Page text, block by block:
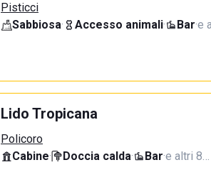
Pisticci
Sabbiosa· Accesso animali· Bar·e
Lido Tropicana
Policoro
Cabine· Doccia calda· Bar·e altri 8…